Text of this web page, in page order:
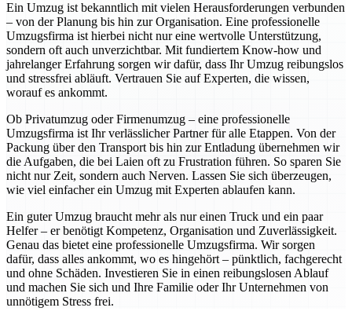
Ein Umzug ist bekanntlich mit vielen Herausforderungen verbunden
– von der Planung bis hin zur Organisation. Eine professionelle
Umzugsfirma ist hierbei nicht nur eine wertvolle Unterstützung,
sondern oft auch unverzichtbar. Mit fundiertem Know-how und
jahrelanger Erfahrung sorgen wir dafür, dass Ihr Umzug reibungslos
und stressfrei abläuft. Vertrauen Sie auf Experten, die wissen,
worauf es ankommt.
Ob Privatumzug oder Firmenumzug – eine professionelle
Umzugsfirma ist Ihr verlässlicher Partner für alle Etappen. Von der
Packung über den Transport bis hin zur Entladung übernehmen wir
die Aufgaben, die bei Laien oft zu Frustration führen. So sparen Sie
nicht nur Zeit, sondern auch Nerven. Lassen Sie sich überzeugen,
wie viel einfacher ein Umzug mit Experten ablaufen kann.
Ein guter Umzug braucht mehr als nur einen Truck und ein paar
Helfer – er benötigt Kompetenz, Organisation und Zuverlässigkeit.
Genau das bietet eine professionelle Umzugsfirma. Wir sorgen
dafür, dass alles ankommt, wo es hingehört – pünktlich, fachgerecht
und ohne Schäden. Investieren Sie in einen reibungslosen Ablauf
und machen Sie sich und Ihre Familie oder Ihr Unternehmen von
unnötigem Stress frei.